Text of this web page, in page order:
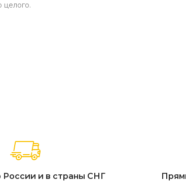
целого.
x 150 x 75 см (диаметр столешницы 150 см)
месяцев.
России и в страны СНГ